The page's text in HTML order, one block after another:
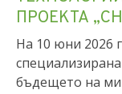
ПРОЕКТА
На 10 юни 2026
бъдещето на